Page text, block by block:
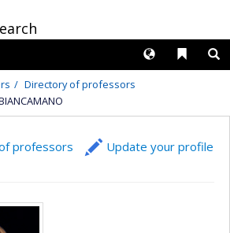
Liens
Langues
Directory of professors
professors Update your profile